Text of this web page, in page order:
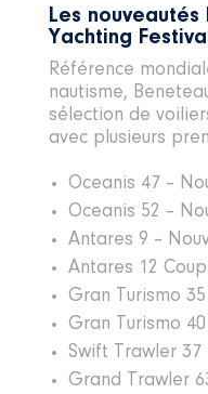
Les nouveautés
Yachting
Référence
nautisme,
sélection de
avec plusieurs
Oceanis 47 –
Oceanis 52 –
Antares 9 –
Antares 12
Gran Turismo
Gran Turismo
Swift Trawler 37
Grand Trawler